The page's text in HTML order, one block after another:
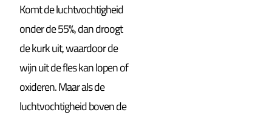
Komt de luchtvochtigheid
onder de 55%, dan droogt
de kurk uit, waardoor de
wijn uit de fles kan lopen of
oxideren. Maar als de
luchtvochtigheid boven de